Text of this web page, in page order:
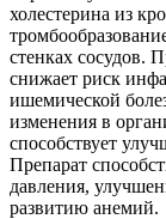
холестерина из
стенках сосудов.
снижает риск
ишемической
изменения в
способствует
Препарат
давления,
развитию анемий.